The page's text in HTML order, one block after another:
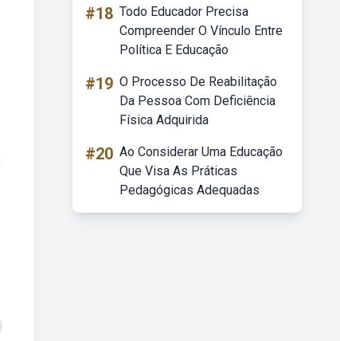
#18 Todo Educador Precisa
Compreender O Vínculo Entre
Política E Educação
#19 O Processo De Reabilitação
Da Pessoa Com Deficiência
Física Adquirida
#20 Ao Considerar Uma Educação
Que Visa As Práticas
Pedagógicas Adequadas